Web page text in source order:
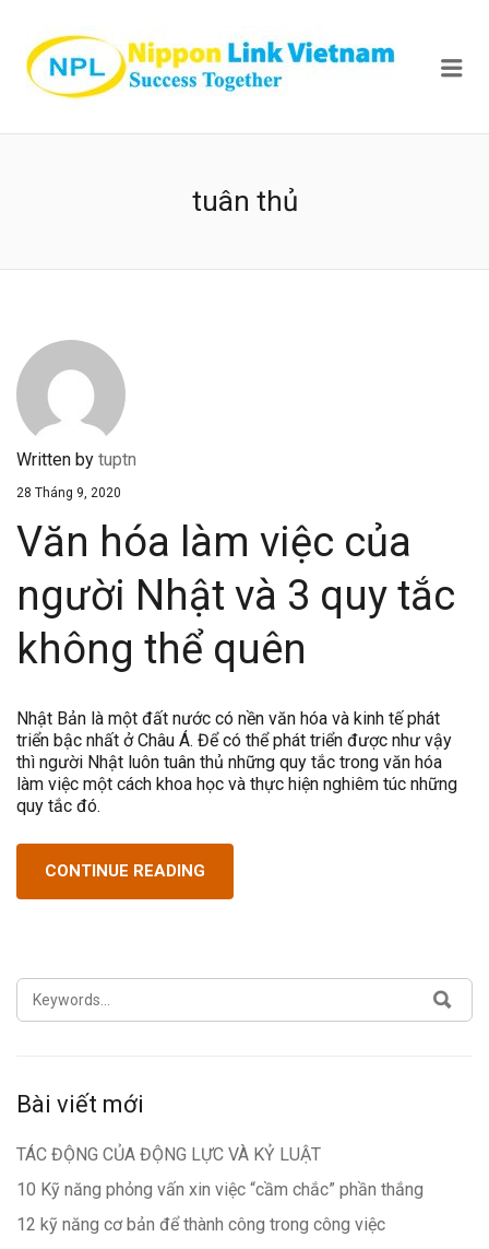
tuân thủ
Written by tuptn
28 Tháng 9, 2020
Văn hóa làm việc của
người Nhật và 3 quy tắc
không thể quên
Nhật Bản là một đất nước có nền văn hóa và kinh tế phát
triển bậc nhất ở Châu Á. Để có thể phát triển được như vậy
thì người Nhật luôn tuân thủ những quy tắc trong văn hóa
làm việc một cách khoa học và thực hiện nghiêm túc những
quy tắc đó.
CONTINUE READING
SEARCH
FOR:
Bài viết mới
TÁC ĐỘNG CỦA ĐỘNG LỰC VÀ KỶ LUẬT
10 Kỹ năng phỏng vấn xin việc “cầm chắc” phần thắng
12 kỹ năng cơ bản để thành công trong công việc